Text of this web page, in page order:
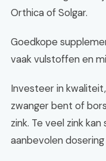
Orthica of Solgar.
Goedkope
vaak vulstoffen en
Investeer in
zwanger bent of
zink. Te veel zink
aanbevolen dosering